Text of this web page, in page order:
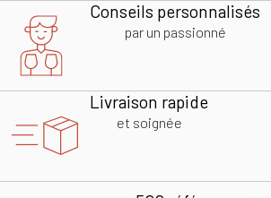
Conseils personnalisés
par un passionné
Livraison rapide
et soignée